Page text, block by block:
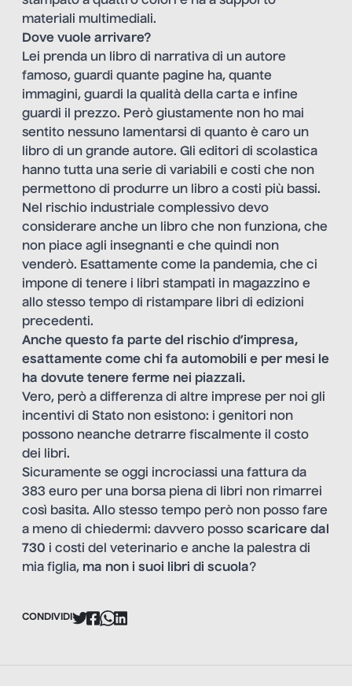
materiali multimediali.
Dove vuole arrivare?
Lei prenda un libro di narrativa di un autore
famoso, guardi quante pagine ha, quante
immagini, guardi la qualità della carta e infine
guardi il prezzo. Però giustamente non ho mai
sentito nessuno lamentarsi di quanto è caro un
libro di un grande autore. Gli editori di scolastica
hanno tutta una serie di variabili e costi che non
permettono di produrre un libro a costi più bassi.
Nel rischio industriale complessivo devo
considerare anche un libro che non funziona, che
non piace agli insegnanti e che quindi non
venderò. Esattamente come la pandemia, che ci
impone di tenere i libri stampati in magazzino e
allo stesso tempo di ristampare libri di edizioni
precedenti.
Anche questo fa parte del rischio d’impresa,
esattamente come chi fa automobili e per mesi le
ha dovute tenere ferme nei piazzali.
Vero, però a differenza di altre imprese per noi gli
incentivi di Stato non esistono: i genitori non
possono neanche detrarre fiscalmente il costo
dei libri.
Sicuramente se oggi incrociassi una fattura da
383 euro per una borsa piena di libri non rimarrei
così basita. Allo stesso tempo però non posso fare
a meno di chiedermi: davvero posso scaricare dal
730 i costi del veterinario e anche la palestra di
mia figlia, ma non i suoi libri di scuola?
CONDIVIDI